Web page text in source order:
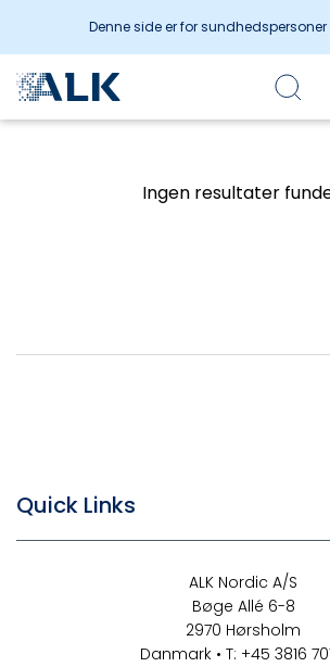
Denne side er for
Ingen resultater
Quick Links
ALK Nordic A/S
Bøge Allé 6-8
2970 Hørsholm
Danmark • T: +45 3816